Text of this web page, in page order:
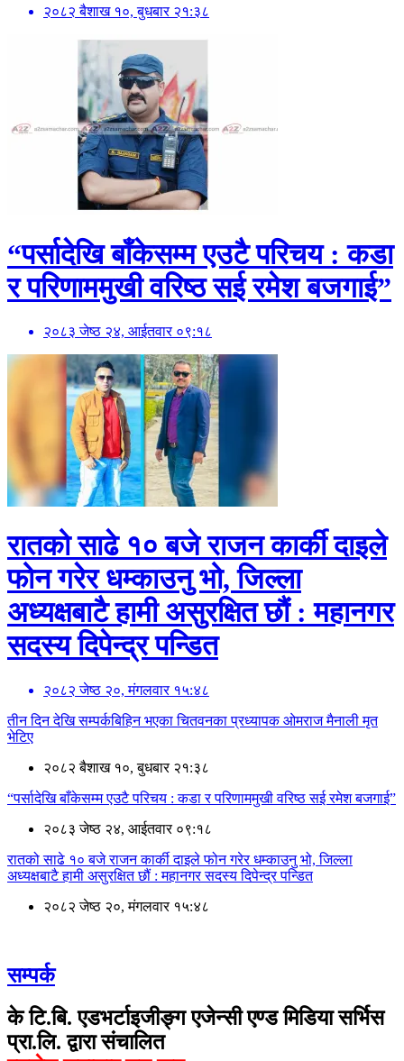
२०८२ बैशाख १०, बुधबार २१:३८
“पर्सादेखि बाँकेसम्म एउटै परिचय : कडा
र परिणाममुखी वरिष्ठ सई रमेश बजगाई”
२०८३ जेष्ठ २४, आईतवार ०९:१८
रातको साढे १० बजे राजन कार्की दाइले
फोन गरेर धम्काउनु भो, जिल्ला
अध्यक्षबाटै हामी असुरक्षित छौं : महानगर
सदस्य दिपेन्द्र पन्डित
२०८२ जेष्ठ २०, मंगलवार १५:४८
तीन दिन देखि सम्पर्कबिहिन भएका चितवनका प्रध्यापक ओमराज मैनाली मृत
भेटिए
२०८२ बैशाख १०, बुधबार २१:३८
“पर्सादेखि बाँकेसम्म एउटै परिचय : कडा र परिणाममुखी वरिष्ठ सई रमेश बजगाई”
२०८३ जेष्ठ २४, आईतवार ०९:१८
रातको साढे १० बजे राजन कार्की दाइले फोन गरेर धम्काउनु भो, जिल्ला
अध्यक्षबाटै हामी असुरक्षित छौं : महानगर सदस्य दिपेन्द्र पन्डित
२०८२ जेष्ठ २०, मंगलवार १५:४८
सम्पर्क
के टि.बि. एडभर्टाइजीङ्ग एजेन्सी एण्ड मिडिया सर्भिस
प्रा.लि. द्वारा संचालित